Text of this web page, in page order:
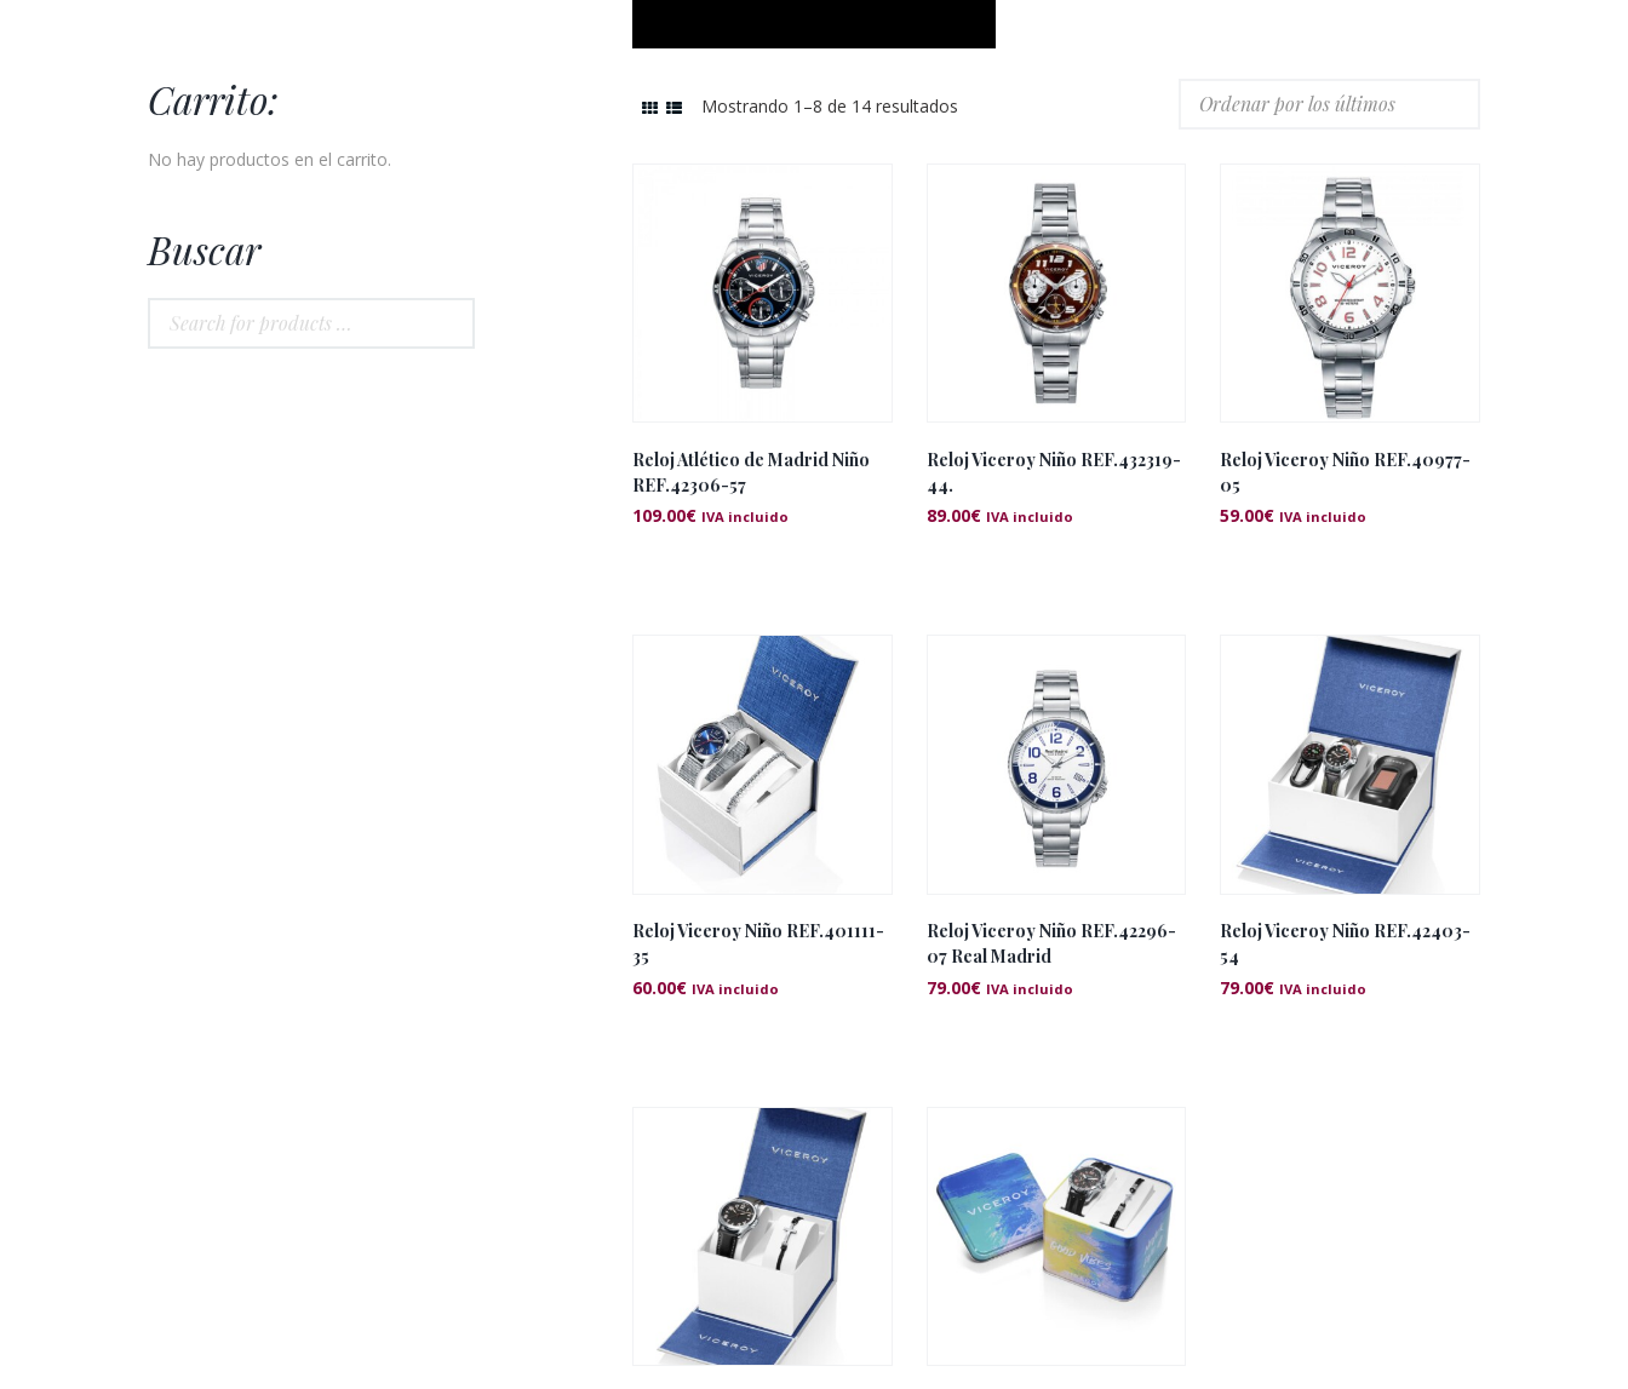
Mostrando 1–8 de 14 resultados
Reloj Atlético de Madrid Niño
REF.42306-57
109.00€ IVA incluido
Reloj Viceroy Niño REF.432319-
44.
89.00€ IVA incluido
Reloj Viceroy Niño REF.40977-
05
59.00€ IVA incluido
Reloj Viceroy Niño REF.401111-
35
60.00€ IVA incluido
Reloj Viceroy Niño REF.42296-
07 Real Madrid
79.00€ IVA incluido
Reloj Viceroy Niño REF.42403-
54
79.00€ IVA incluido
Carrito:
No hay productos en el carrito.
Buscar